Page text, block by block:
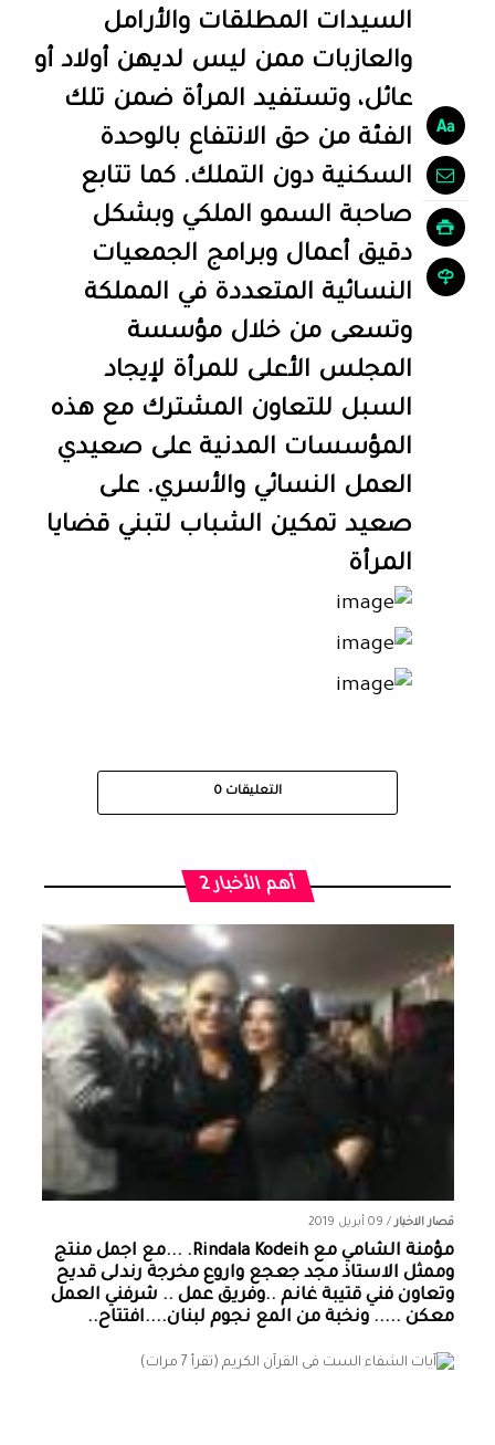
السيدات المطلقات والأرامل
والعازبات ممن ليس لديهن أولاد أو
عائل، وتستفيد المرأة ضمن تلك
الفئة من حق الانتفاع بالوحدة
السكنية دون التملك. كما تتابع
صاحبة السمو الملكي وبشكل
دقيق أعمال وبرامج الجمعيات
النسائية المتعددة في المملكة
وتسعى من خلال مؤسسة
المجلس الأعلى للمرأة لإيجاد
السبل للتعاون المشترك مع هذه
المؤسسات المدنية على صعيدي
العمل النسائي والأسري. على
صعيد تمكين الشباب لتبني قضايا
المرأة
التعليقات 0
أهم الأخبار 2
قصار الاخبار/ 09 أبريل 2019
مؤمنة الشامي‏ مع ‏‎Rindala Kodeih‎‏. ...مع اجمل منتج
وممثل الاستاذ مجد جعجع واروع مخرجة رندلى قديح
وتعاون فني قتيبة غانم ..وفريق عمل .. شرفني العمل
معكن ..... ونخبة من المع نجوم لبنان....افتتاح..